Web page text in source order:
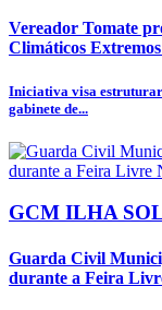
Vereador Tomate
Climáticos
Iniciativa visa
gabinete de...
GCM ILHA
Guarda Civil
durante a Feira